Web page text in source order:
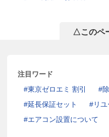
△このペ
注目ワード
東京ゼロエミ 割引
延長保証セット
リユ
エアコン設置について